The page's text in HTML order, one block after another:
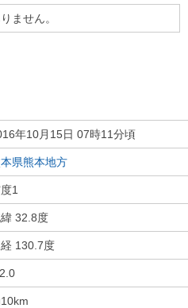
ません。
年10月15日 07時11分頃
県熊本地方
1
32.8度
130.7度